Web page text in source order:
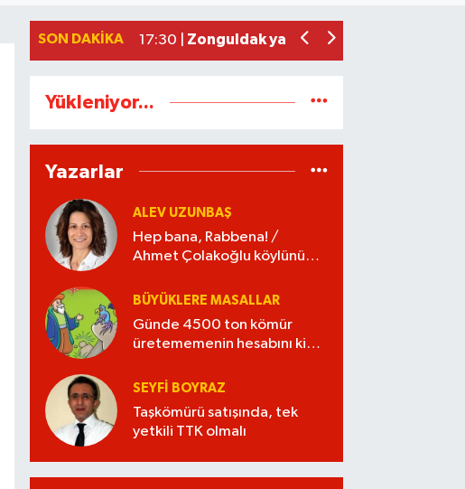
SON DAKIKA
17:30 | Zonguldak yaya geçidinde feci kaza:
Yükleniyor...
Yazarlar
ALEV UZUNBAŞ
Hep bana, Rabbena! /
Ahmet Çolakoğlu köylünün
BÜYÜKLERE MASALLAR
Günde 4500 ton kömür
üretememenin hesabını kim
SEYFI BOYRAZ
Taşkömürü satışında, tek
yetkili TTK olmalı